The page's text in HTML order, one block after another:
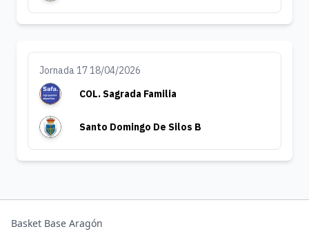
Jornada 17 18/04/2026
COL. Sagrada Familia
Santo Domingo De Silos B
Basket Base Aragón